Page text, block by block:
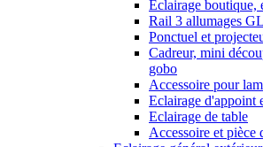
Eclairage boutique,
Rail 3 allumages
Ponctuel et
Cadreur, mini
gobo
Accessoire pour
Eclairage d'appoint
Eclairage de table
Accessoire et pièce